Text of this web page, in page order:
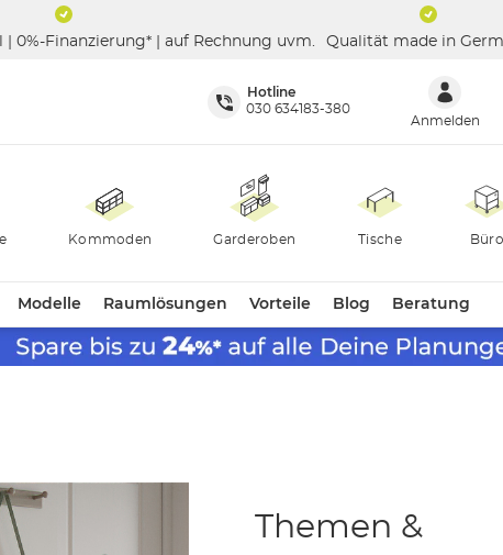
0%-Finanzierung* | auf Rechnung uvm. Qualität made in
Hotline
030 634183-380
Anmelden
Kommoden Garderoben Tische Büro
Modelle Raumlösungen Vorteile Blog Beratung
Themen &